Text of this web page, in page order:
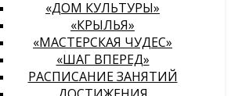
«ДОМ КУЛЬТУРЫ»
«КРЫЛЬЯ»
«МАСТЕРСКАЯ ЧУДЕС»
«ШАГ ВПЕРЕД»
РАСПИСАНИЕ ЗАНЯТИЙ